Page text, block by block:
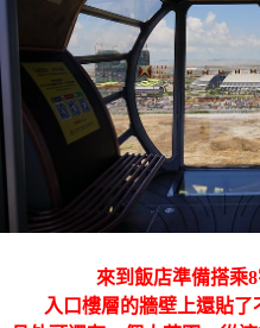
來到飯店準備搭乘8
入口樓層的牆壁上還貼了